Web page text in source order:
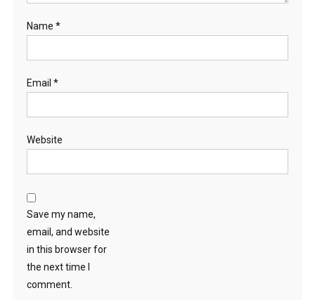
Name *
Email *
Website
Save my name,
email, and website
in this browser for
the next time I
comment.